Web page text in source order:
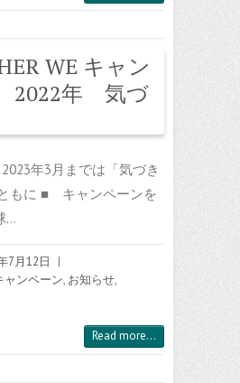
WE キャン
2022年 気づ
年3月までは「気づき
もに ■ キャンペーンを
…
7月12日
|
ャンペーン, お知らせ,
Read more...